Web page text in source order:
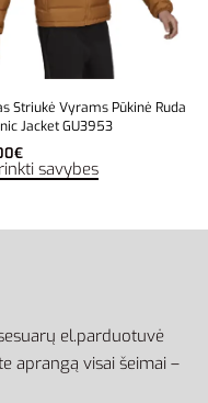
Striukė Vyrams Pūkinė Ruda
Jacket GU3953
€
savybes
el.parduotuvė
aprangą visai šeimai –